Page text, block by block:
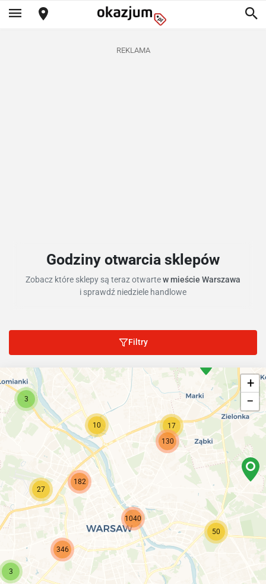
REKLAMA
Godziny otwarcia sklepów
Zobacz które sklepy są teraz otwartew mieście Warszawa
i sprawdź niedziele handlowe
Filtry
50
1040
182
130
17
346
27
10
3
3
+
−